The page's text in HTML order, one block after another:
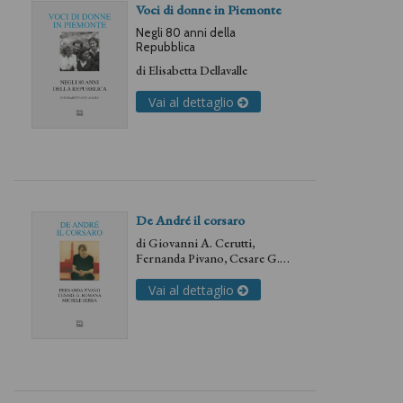
Voci di donne in Piemonte
Negli 80 anni della
Repubblica
diElisabetta Dellavalle
Vai al dettaglio
De André il corsaro
diGiovanni A. Cerutti,
Fernanda Pivano,Cesare G.
Vai al dettaglio